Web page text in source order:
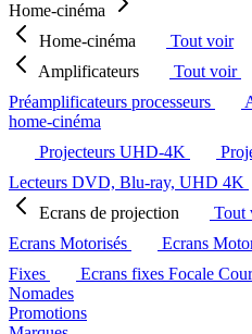
Home-cinéma
Home-cinéma
Tout voir
Amplificateurs
Tout voir
Préamplificateurs processeurs
home-cinéma
Projecteurs UHD-4K
Lecteurs DVD, Blu-ray, UHD 4K
Ecrans de projection
Tout
Ecrans Motorisés
Ecrans
Fixes
Ecrans fixes Focale
Nomades
Promotions